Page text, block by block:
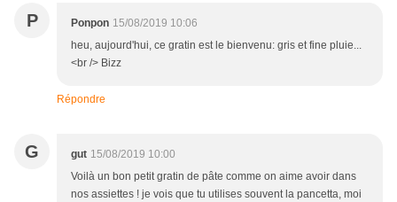
P Ponpon 15/08/2019 10:06
heu, aujourd'hui, ce gratin est le bienvenu: gris et fine pluie...
<br /> Bizz
Répondre
G gut 15/08/2019 10:00
Voilà un bon petit gratin de pâte comme on aime avoir dans
nos assiettes ! je vois que tu utilises souvent la pancetta, moi